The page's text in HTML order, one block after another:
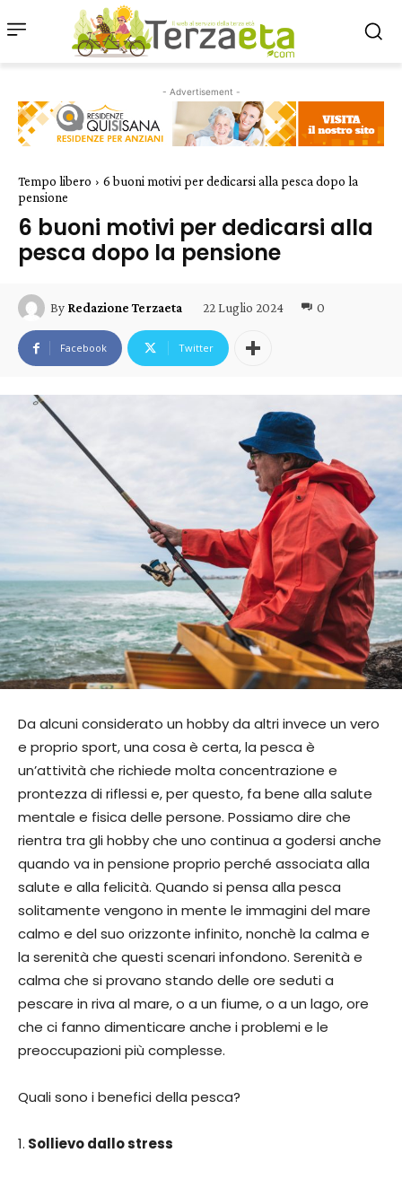
- Advertisement -
Tempo libero
6 buoni motivi per dedicarsi alla pesca dopo la
pensione
6 buoni motivi per dedicarsi alla
pesca dopo la pensione
By Redazione Terzaeta 22 Luglio 2024 0
Facebook Twitter
Da alcuni considerato un hobby da altri invece un vero
e proprio sport, una cosa è certa, la pesca è
un’attività che richiede molta concentrazione e
prontezza di riflessi e, per questo, fa bene alla salute
mentale e fisica delle persone. Possiamo dire che
rientra tra gli hobby che uno continua a godersi anche
quando va in pensione proprio perché associata alla
salute e alla felicità. Quando si pensa alla pesca
solitamente vengono in mente le immagini del mare
calmo e del suo orizzonte infinito, nonchè la calma e
la serenità che questi scenari infondono. Serenità e
calma che si provano stando delle ore seduti a
pescare in riva al mare, o a un fiume, o a un lago, ore
che ci fanno dimenticare anche i problemi e le
preoccupazioni più complesse.
Quali sono i benefici della pesca?
1. Sollievo dallo stress